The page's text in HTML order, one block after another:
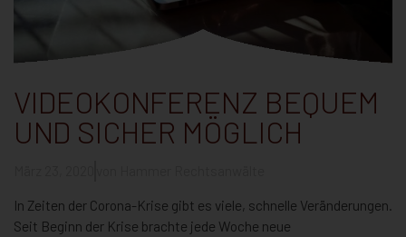
VIDEOKONFERENZ BEQUEM
UND SICHER MÖGLICH
In Zeiten der Corona-Krise gibt es viele, schnelle Veränderungen.
Seit Beginn der Krise brachte jede Woche neue